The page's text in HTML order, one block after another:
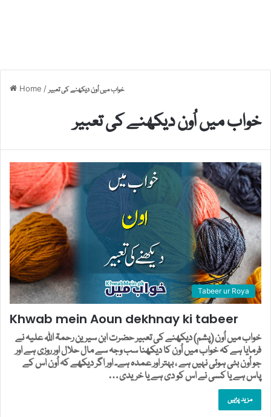
Home /خواب میں اُون دیکھنے کی تعبیر
خواب میں اُون دیکھنے کی تعبیر
Tabeer ur Roya
Khwab mein Aoun dekhnay ki tabeer
خواب میں اُون (پشم) دیکھنے کی تعبیر حضرت ابن سیرین رحمۃ اللہ علیہ نے
فرمایا ہے کہ خواب میں اُون کا دیکھنا سب وجہ سے مال حلال اور روزی ہے اور
جو اُون بٹی ہوئی نہیں ہے ، بہتر اور عمدہ ہے۔ اور اگر دیکھے کہ اُون اس کے
پاس ہے یا کسی نے اس کو دی ہے یا خریدی…
مزید پڑہیں